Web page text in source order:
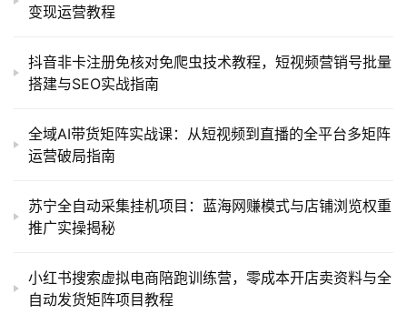
变现运营教程
抖音非卡注册免核对免爬虫技术教程，短视频营销号批量
搭建与SEO实战指南
全域AI带货矩阵实战课：从短视频到直播的全平台多矩阵
运营破局指南
苏宁全自动采集挂机项目：蓝海网赚模式与店铺浏览权重
推广实操揭秘
小红书搜索虚拟电商陪跑训练营，零成本开店卖资料与全
自动发货矩阵项目教程